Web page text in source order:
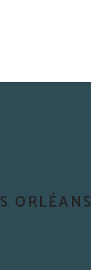
ORLÉANS